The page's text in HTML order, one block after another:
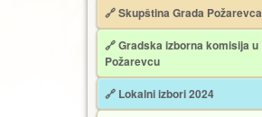
🔗 Skupština Grada Požarevca
🔗Gradska izborna komisija u
Požarevcu
🔗 Lokalni izbori 2024